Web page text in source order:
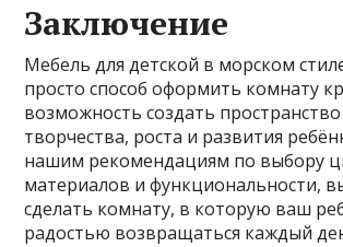
Заключение
Мебель для детской в морском
просто способ оформить комнату
возможность создать пространство
творчества, роста и развития
нашим рекомендациям по выбору
материалов и функциональности,
сделать комнату, в которую ваш
радостью возвращаться каждый